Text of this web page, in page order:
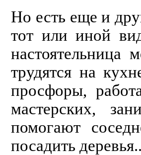
Но есть еще и
тот или иной
трудятся на
просфоры,
мастерских,
помогают
посадить